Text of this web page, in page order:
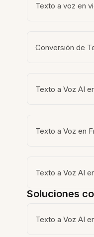
Texto a voz en
Conversión de
Texto a Voz AI
Texto a Voz en
Texto a Voz AI
Soluciones
Texto a Voz AI